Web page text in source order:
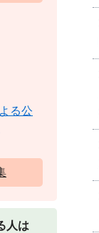
る公
人は